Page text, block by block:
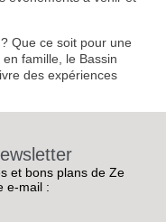
Que ce soit pour une
famille, le Bassin
des expériences
et bons plans de Ze
e-mail :